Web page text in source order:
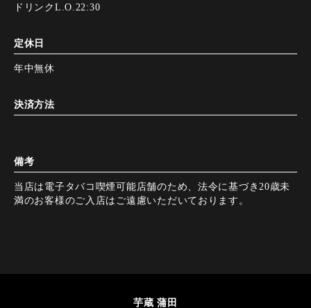
ドリンクL.O.22:30
定休日
年中無休
決済方法
備考
当店は電子タバコ喫煙可能店舗のため、法令に基づき20歳未
満のお客様のご入店はご遠慮いただいております。
芋蔵 蒲田